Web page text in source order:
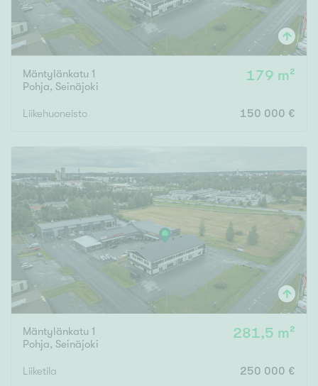
Mäntylänkatu 1
Pohja, Seinäjoki
179 m²
Liikehuoneisto 150 000 €
Mäntylänkatu 1
Pohja, Seinäjoki
281,5 m²
Liiketila 250 000 €